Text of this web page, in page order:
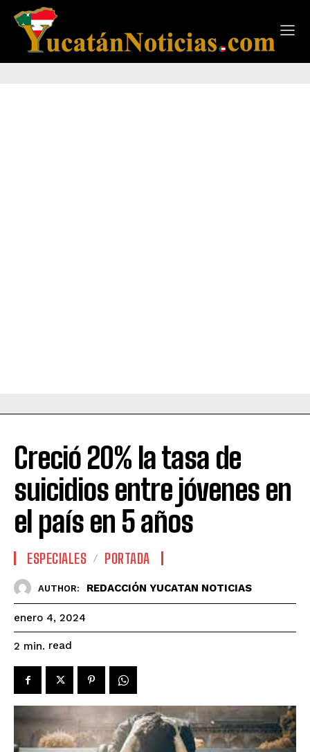
Creció 20% la tasa de
suicidios entre jóvenes en
el país en 5 años
ESPECIALES PORTADA
AUTHOR: REDACCIÓN YUCATAN NOTICIAS
enero 4, 2024
2 min. read